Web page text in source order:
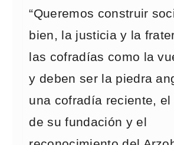
“Queremos construir
bien, la justicia y la
las cofradías como la
y deben ser la piedra
una cofradía reciente, el
de su fundación y el